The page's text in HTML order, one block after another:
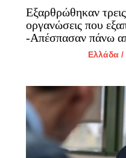
Εξαρθρώθηκαν
οργανώσεις που
-Απέσπασαν πάνω
Ελλάδα/